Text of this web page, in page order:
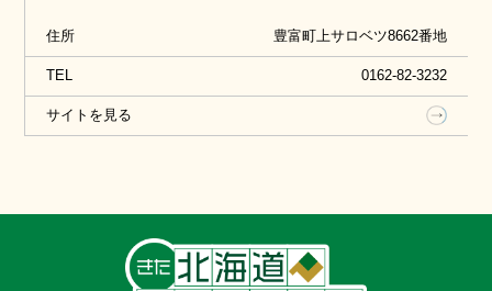
センターから湿原へとのびる一周１kmの木道はバリ
アフリー対応のため、車椅子やベビーカーでも安心
して利用でき、春から秋にかけて、心ゆくまで広大
な景色や可憐な花々を楽しむことができます。冬
住所 豊富町上サロベツ8662番地
TEL 0162-82-3232
サイトを見る